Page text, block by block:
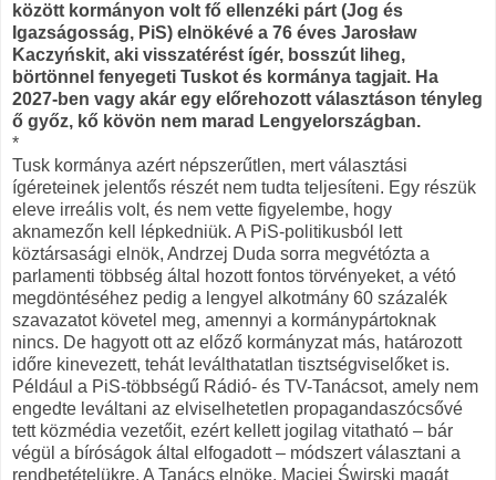
között kormányon volt fő ellenzéki párt (Jog és
Igazságosság, PiS) elnökévé a 76 éves Jarosław
Kaczyńskit, aki visszatérést ígér, bosszút liheg,
börtönnel fenyegeti Tuskot és kormánya tagjait. Ha
2027-ben vagy akár egy előrehozott választáson tényleg
ő győz, kő kövön nem marad Lengyelországban.
*
Tusk kormánya azért népszerűtlen, mert választási
ígéreteinek jelentős részét nem tudta teljesíteni. Egy részük
eleve irreális volt, és nem vette figyelembe, hogy
aknamezőn kell lépkedniük. A PiS-politikusból lett
köztársasági elnök, Andrzej Duda sorra megvétózta a
parlamenti többség által hozott fontos törvényeket, a vétó
megdöntéséhez pedig a lengyel alkotmány 60 százalék
szavazatot követel meg, amennyi a kormánypártoknak
nincs. De hagyott ott az előző kormányzat más, határozott
időre kinevezett, tehát leválthatatlan tisztségviselőket is.
Például a PiS-többségű Rádió- és TV-Tanácsot, amely nem
engedte leváltani az elviselhetetlen propagandaszócsővé
tett közmédia vezetőit, ezért kellett jogilag vitatható – bár
végül a bíróságok által elfogadott – módszert választani a
rendbetételükre. A Tanács elnöke, Maciej Świrski magát